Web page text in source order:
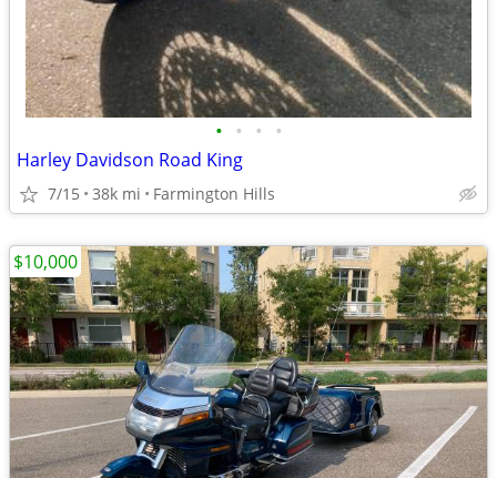
• • • •
Harley Davidson Road King
7/15 38k mi Farmington Hills
$10,000